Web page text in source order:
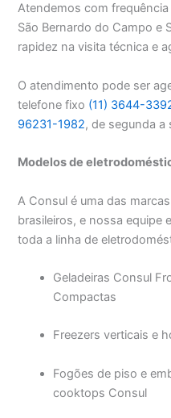
Atendemos com
São Bernardo do Campo e
rapidez na visita técnica e
O atendimento pode ser
telefone fixo (11) 3644-
96231-1982, de segunda a
Modelos de
A Consul é uma das
brasileiros, e nossa equipe
toda a linha de
Geladeiras Consul
Compactas
Freezers verticais e
Fogões de piso e
cooktops Consul